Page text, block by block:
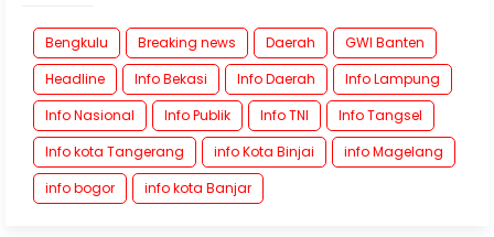
Bengkulu Breaking news Daerah
GWI Banten
Headline
Info Bekasi Info Daerah
Info Lampung
Info Nasional
Info Publik Info TNI
Info Tangsel
Info kota Tangerang
info Kota Binjai
info Magelang
info bogor
info kota Banjar